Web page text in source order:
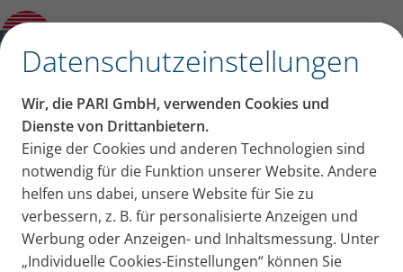
Datenschutzeinstellungen
Wir, die PARI GmbH, verwenden Cookies und
Dienste von Drittanbietern.
Einige der Cookies und anderen Technologien sind
notwendig für die Funktion unserer Website. Andere
helfen uns dabei, unsere Website für Sie zu
verbessern, z. B. für personalisierte Anzeigen und
Werbung oder Anzeigen- und Inhaltsmessung. Unter
„Individuelle Cookies-Einstellungen“ können Sie
PARI O-PEP